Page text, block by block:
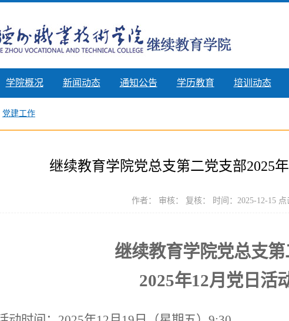
学院概况 新闻动态 通知公告 学历教育 培训动态
党建工作
继续教育学院党总支第二党支部2025
作者： 审核： 复核： 时间：2025-12-15 点
继续教育学院党总支
2025年12月党日活